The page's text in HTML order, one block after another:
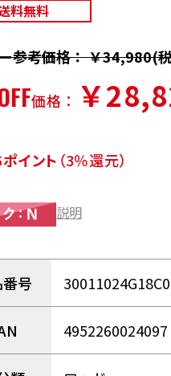
料無料
参考価格： ￥34,980(
価格： ￥
イント （3％還元）
説明
号
4952260024097